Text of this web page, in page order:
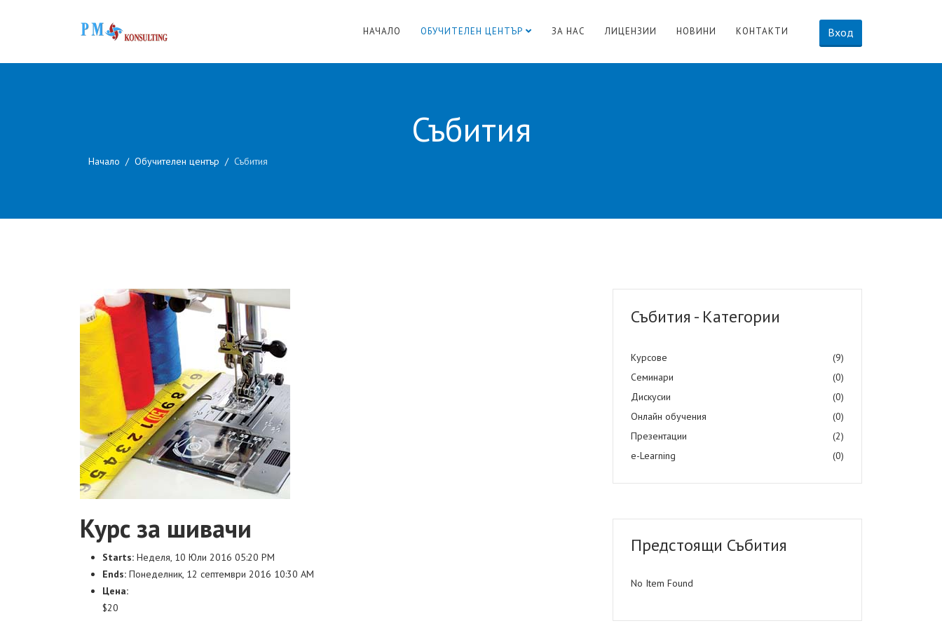
Вход
НАЧАЛО ОБУЧИТЕЛЕН ЦЕНТЪР ЗА НАС ЛИЦЕНЗИИ НОВИНИ КОНТАКТИ
Събития
Начало Обучителен център Събития
Курс за шивачи
Starts: Неделя, 10 Юли 2016 05:20 PM
Ends: Понеделник, 12 септември 2016 10:30 AM
Цена:
$20
Събития - Категории
Курсове
(9)
Семинари
(0)
Дискусии
(0)
Онлайн обучения
(0)
Презентации
(2)
e-Learning
(0)
Предстоящи Събития
No Item Found